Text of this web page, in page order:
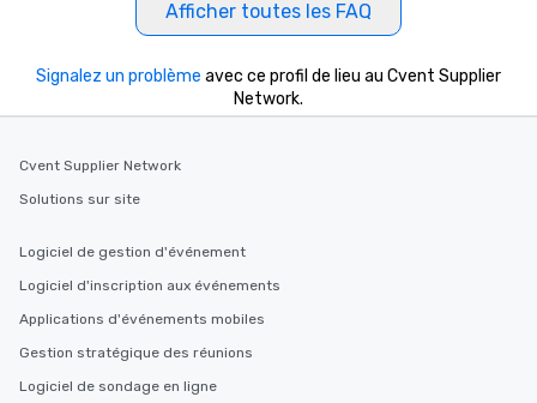
Afficher toutes les FAQ
Signalez un problème avec ce profil de lieu au Cvent Supplier
Network.
Cvent Supplier Network
Solutions sur site
Logiciel de gestion d'événement
Logiciel d'inscription aux événements
Applications d'événements mobiles
Gestion stratégique des réunions
Logiciel de sondage en ligne